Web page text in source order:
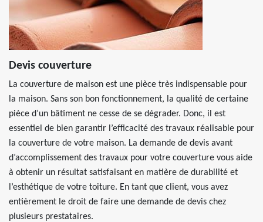
Devis couverture
La couverture de maison est une pièce très indispensable pour
la maison. Sans son bon fonctionnement, la qualité de certaine
pièce d’un bâtiment ne cesse de se dégrader. Donc, il est
essentiel de bien garantir l’efficacité des travaux réalisable pour
la couverture de votre maison. La demande de devis avant
d’accomplissement des travaux pour votre couverture vous aide
à obtenir un résultat satisfaisant en matière de durabilité et
l’esthétique de votre toiture. En tant que client, vous avez
entièrement le droit de faire une demande de devis chez
plusieurs prestataires.